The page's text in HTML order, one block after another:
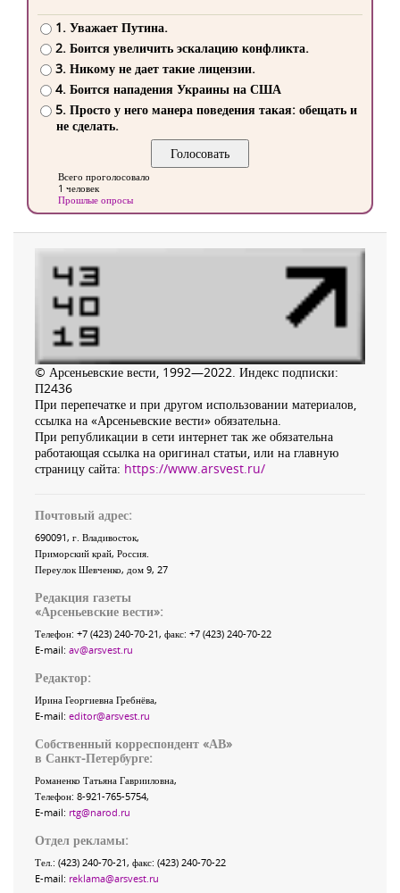
1. Уважает Путина.
2. Боится увеличить эскалацию конфликта.
3. Никому не дает такие лицензии.
4. Боится нападения Украины на США
5. Просто у него манера поведения такая: обещать и
не сделать.
Всего проголосовало
1 человек
Прошлые опросы
© Арсеньевские вести, 1992—2022. Индекс подписки:
П2436
При перепечатке и при другом использовании материалов,
ссылка на «Арсеньевские вести» обязательна.
При републикации в сети интернет так же обязательна
работающая ссылка на оригинал статьи, или на главную
страницу сайта: https://www.arsvest.ru/
Почтовый адрес:
690091, г. Владивосток,
Приморский край, Россия
Переулок Шевченко, дом 9, 27
Редакция газеты
«Арсеньевские вести»:
Телефон: +7 (423) 240-70-21, факс: +7 (423) 240-70-22
E-mail: av@arsvest.ru
Редактор:
Ирина Георгиевна Гребнёва,
E-mail: editor@arsvest.ru
Собственный корреспондент «АВ»
в Санкт-Петербурге:
Романенко Татьяна Гаврииловна,
Телефон: 8-921-765-5754,
E-mail: rtg@narod.ru
Отдел рекламы:
Тел.: (423) 240-70-21, факс: (423) 240-70-22
E-mail: reklama@arsvest.ru